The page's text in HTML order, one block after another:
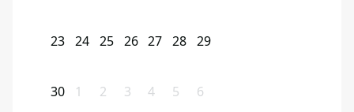
23 24 25 26 27 28 29
30 1 2 3 4 5 6